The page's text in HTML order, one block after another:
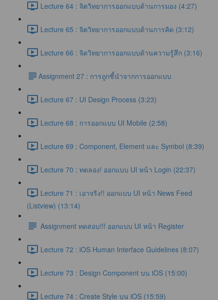
Lecture 64 : จิตวิทยาการออกแบบด้านการมอง (4:27)
Lecture 65 : จิตวิทยาการออกแบบด้านการคิด (3:12)
Lecture 66 : จิตวิทยาการออกแบบด้านความรู้สึก (3:16)
​Assignment 27 : การถูกชี้นำจากการออกแบบ
Lecture 67 : UI Design Process (3:23)
Lecture 68 : การออกแบบ UI Mobile (2:58)
Lecture 69 : Component, Element และ Symbol (8:39)
Lecture 70 : ทดลอง! ออกแบบ UI หน้า Login (22:37)
Lecture 71 : เอาจริง!! ออกแบบ UI หน้า News Feed
(Listview) (13:14)
Assignment ทดสอบ!!! ออกแบบ UI หน้า Register
Lecture 72 : iOS Human Interface Guidelines (8:07)
Lecture 73 : Design Component บน iOS (15:00)
Lecture 74 : Create Style บน iOS (15:59)